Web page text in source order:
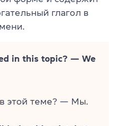
глагол в
in this topic? — We
этой теме? — Мы.